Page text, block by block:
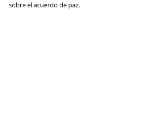
sobre el acuerdo de paz.